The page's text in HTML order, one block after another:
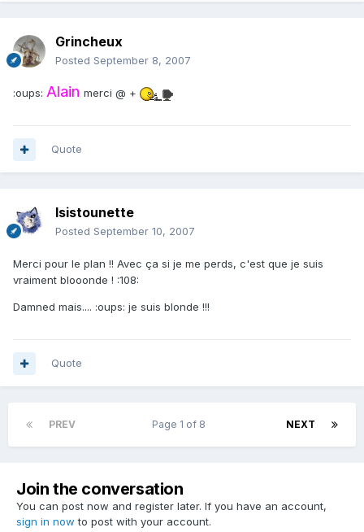
Grincheux
Posted September 8, 2007
:oups: Alain merci @ +
Quote
Isistounette
Posted September 10, 2007
Merci pour le plan !! Avec ça si je me perds, c'est que je suis
vraiment blooonde ! :108:
Damned mais.... :oups: je suis blonde !!!
Quote
PREV NEXT
Page 1 of 8
Join the conversation
You can post now and register later. If you have an account,
sign in now to post with your account.